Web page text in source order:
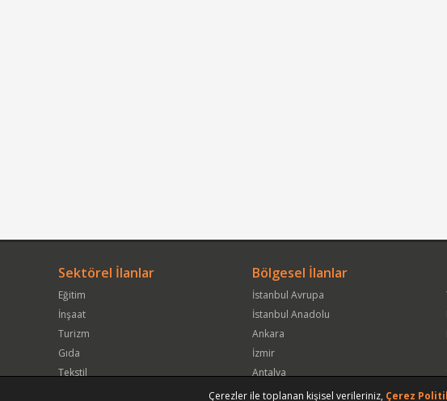
Sektörel İlanlar
Eğitim
İnşaat
Turizm
Gıda
Tekstil
Bölgesel İlanlar
İstanbul Avrupa
İstanbul Anadolu
Ankara
İzmir
Antalya
Kocaeli
Çerezler ile toplanan kişisel verileriniz, Çerez